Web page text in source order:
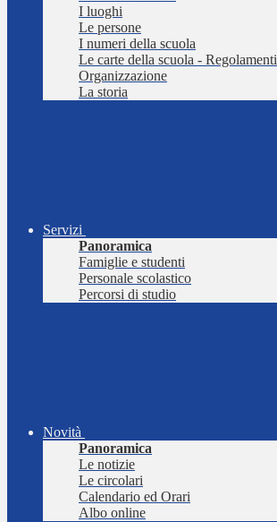
I luoghi
Le persone
I numeri della scuola
Le carte della scuola - Regolamenti
Organizzazione
La storia
Servizi
Panoramica
Famiglie e studenti
Personale scolastico
Percorsi di studio
Novità
Panoramica
Le notizie
Le circolari
Calendario ed Orari
Albo online